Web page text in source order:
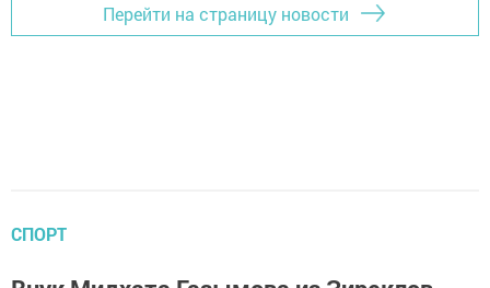
Перейти на страницу новости
СПОРТ